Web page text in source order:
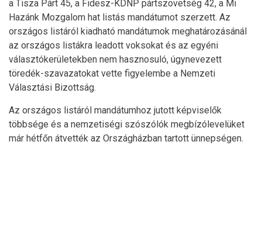
a Tisza Párt 45, a Fidesz-KDNP pártszövetség 42, a Mi
Hazánk Mozgalom hat listás mandátumot szerzett. Az
országos listáról kiadható mandátumok meghatározásánál
az országos listákra leadott voksokat és az egyéni
választókerületekben nem hasznosuló, úgynevezett
töredék-szavazatokat vette figyelembe a Nemzeti
Választási Bizottság.
Az országos listáról mandátumhoz jutott képviselők
többsége és a nemzetiségi szószólók megbízólevelüket
már hétfőn átvették az Országházban tartott ünnepségen.